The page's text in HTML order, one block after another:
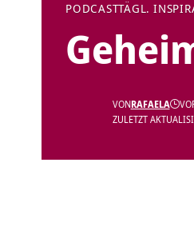
PODCASTTÄGL.
ZULETZT
VONRAFAELA